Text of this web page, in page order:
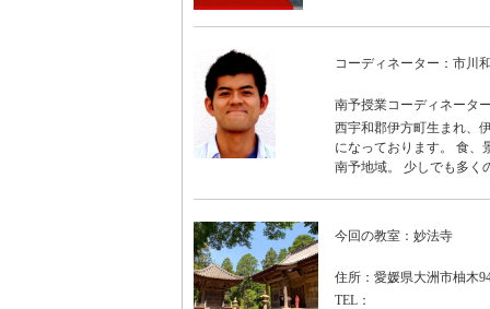
コーディネーター：市川
南予授業コーディネータ
西宇和郡伊方町生まれ、
になっております。 食、
南予地域。 少しでも多く
今回の教室：妙法寺
住所：愛媛県大洲市柚木
TEL：